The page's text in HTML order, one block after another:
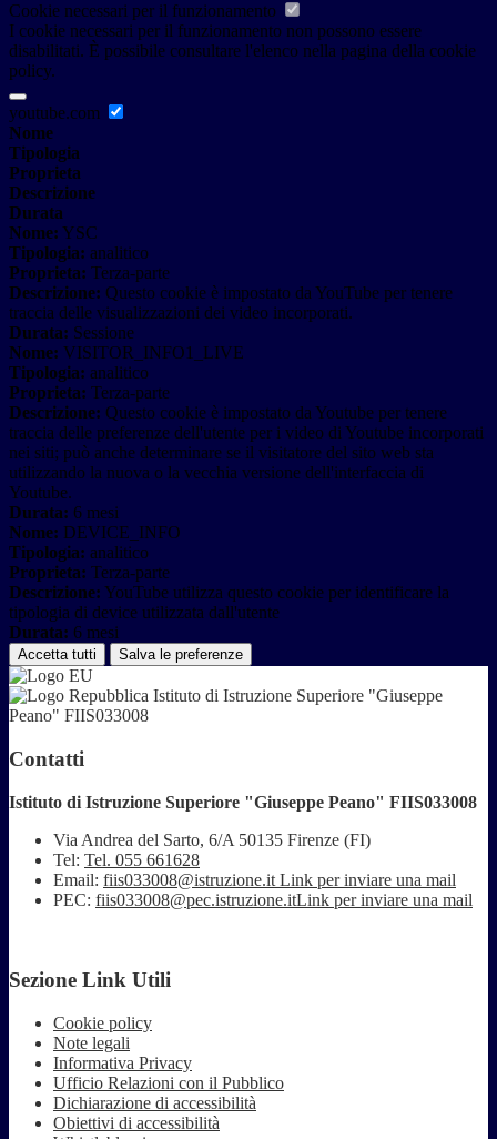
Cookie necessari per il funzionamento
I cookie necessari per il funzionamento non possono essere
disabilitati. È possibile consultare l'elenco nella pagina della cookie
policy.
youtube.com
Nome
Tipologia
Proprieta
Descrizione
Durata
Nome: YSC
Tipologia: analitico
Proprieta: Terza-parte
Descrizione: Questo cookie è impostato da YouTube per tenere
traccia delle visualizzazioni dei video incorporati.
Durata: Sessione
Nome: VISITOR_INFO1_LIVE
Tipologia: analitico
Proprieta: Terza-parte
Descrizione: Questo cookie è impostato da Youtube per tenere
traccia delle preferenze dell'utente per i video di Youtube incorporati
nei siti; può anche determinare se il visitatore del sito web sta
utilizzando la nuova o la vecchia versione dell'interfaccia di
Youtube.
Durata: 6 mesi
Nome: DEVICE_INFO
Tipologia: analitico
Proprieta: Terza-parte
Descrizione: YouTube utilizza questo cookie per identificare la
tipologia di device utilizzata dall'utente
Durata: 6 mesi
Accetta tutti Salva le preferenze
Istituto di Istruzione Superiore "Giuseppe
Peano" FIIS033008
Contatti
Istituto di Istruzione Superiore "Giuseppe Peano" FIIS033008
Via Andrea del Sarto, 6/A 50135 Firenze (FI)
Tel: Tel. 055 661628
Email: fiis033008@istruzione.it Link per inviare una mail
PEC: fiis033008@pec.istruzione.itLink per inviare una mail
Sezione Link Utili
Cookie policy
Note legali
Informativa Privacy
Ufficio Relazioni con il Pubblico
Dichiarazione di accessibilità
Obiettivi di accessibilità